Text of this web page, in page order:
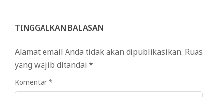
TINGGALKAN BALASAN
Alamat email Anda tidak akan dipublikasikan. Ruas
yang wajib ditandai *
Komentar *